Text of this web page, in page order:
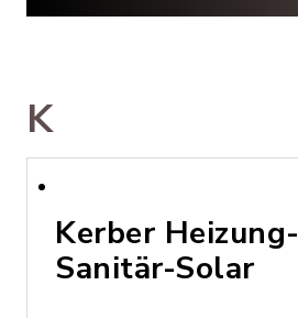
K
Kerber Heizung-
Sanitär-Solar